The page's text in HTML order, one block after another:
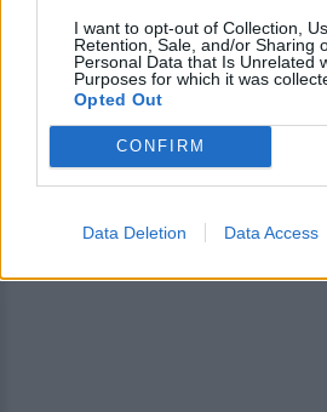
I want to opt-out of Collection,
Retention, Sale, and/or Sharing
Personal Data that Is Unrelated
Purposes for which it was
Opted Out
CONFIRM
Data Deletion Data Access
ΔΙΑΦΗΜΙΣΗ